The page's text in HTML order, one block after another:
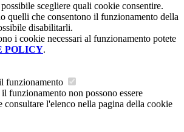
scegliere quali cookie consentire.
quelli che consentono il funzionamento della
disabilitarli.
i cookie necessari al funzionamento potete
POLICY.
funzionamento
funzionamento non possono essere
consultare l'elenco nella pagina della cookie